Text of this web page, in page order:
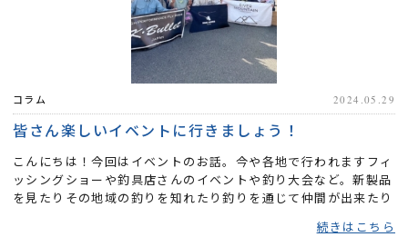
コラム 2024.05.29
皆さん楽しいイベントに行きましょう！
こんにちは！今回はイベントのお話。今や各地で行われますフィ
ッシングショーや釣具店さんのイベントや釣り大会など。新製品
を見たりその地域の釣りを知れたり釣りを通じて仲間が出来たり
続きはこちら